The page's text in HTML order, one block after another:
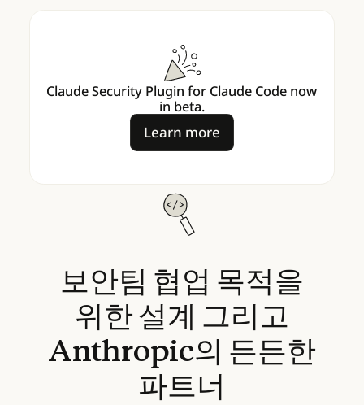
Claude Security Plugin for Claude Code now
in beta.
Learn more
Learn more
보안팀 협업 목적을
위한설계 그리고
Anthropic의 든든한
파트너